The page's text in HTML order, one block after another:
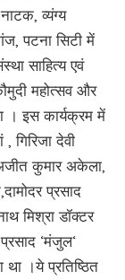
व्यंग्य
पटना सिटी में
साहित्य एवं
महोत्सव और
। इस कार्यक्रम में
गिरिजा देवी
अजीत कुमार अकेला,
प्रसाद
मिश्रा डॉक्टर
‘मंजुल‘
।ये प्रतिष्ठित